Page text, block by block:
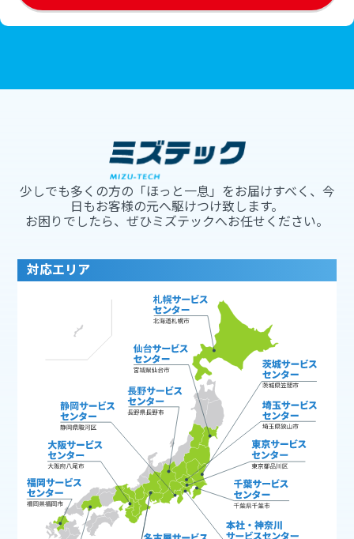
少しでも多くの方の「ほっと一息」をお届けすべく、今
日もお客様の元へ駆けつけ致します。
お困りでしたら、ぜひミズテックへお任せください。
対応エリア